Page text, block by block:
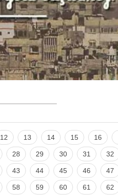
12 13 14 15 16
28 29 30 31 32
43 44 45 46 47
58 59 60 61 62